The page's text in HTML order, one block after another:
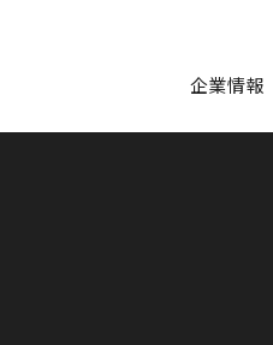
企業情報